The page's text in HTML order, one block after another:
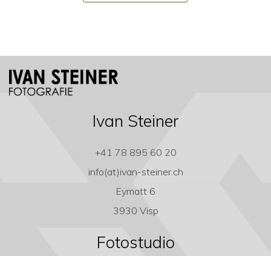
Ivan Steiner
+41 78 895 60 20
info(at)ivan-steiner.ch
Eymatt 6
3930 Visp
Fotostudio